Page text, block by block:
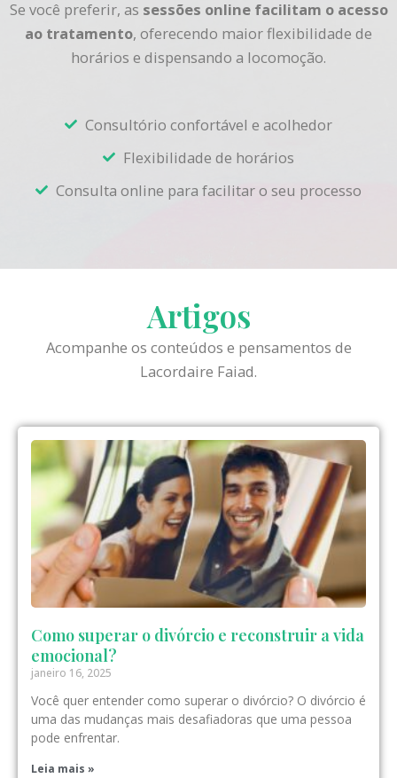
Se você preferir, as sessões online facilitam o acesso
ao tratamento, oferecendo maior flexibilidade de
horários e dispensando a locomoção.
Consultório confortável e acolhedor
Flexibilidade de horários
Consulta online para facilitar o seu processo
Artigos
Acompanhe os conteúdos e pensamentos de
Lacordaire Faiad.
Como superar o divórcio e reconstruir a vida
emocional?
janeiro 16, 2025
Você quer entender como superar o divórcio? O divórcio é
uma das mudanças mais desafiadoras que uma pessoa
pode enfrentar.
Leia mais »